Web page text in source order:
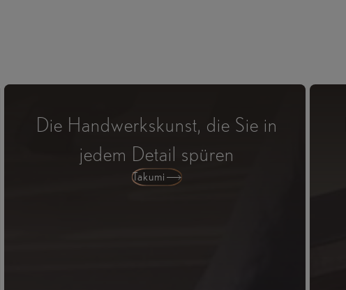
Die Handwerkskunst, die Sie in
jedem Detail spüren
Takumi